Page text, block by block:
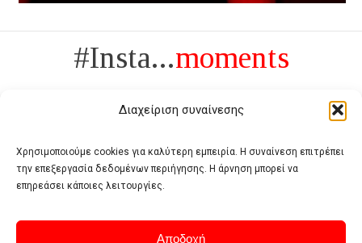
Διαχείριση συναίνεσης
Χρησιμοποιούμε cookies για καλύτερη εμπειρία. Η συναίνεση επιτρέπει
την επεξεργασία δεδομένων περιήγησης. Η άρνηση μπορεί να
επηρεάσει κάποιες λειτουργίες.
Αποδοχή
#Insta...moments
Πολυτέλεια δεν είναι το αντίθετο της ανέχειας, είναι το αντίθετο της